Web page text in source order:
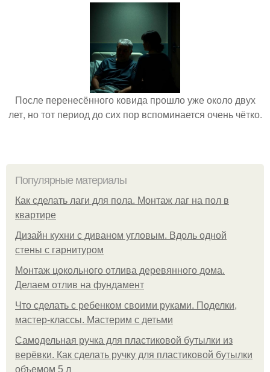
После перенесённого ковида прошло уже около двух
лет, но тот период до сих пор вспоминается очень чётко.
Популярные материалы
Как сделать лаги для пола. Монтаж лаг на пол в
квартире
Дизайн кухни с диваном угловым. Вдоль одной
стены с гарнитуром
Монтаж цокольного отлива деревянного дома.
Делаем отлив на фундамент
Что сделать с ребенком своими руками. Поделки,
мастер-классы. Мастерим с детьми
Самодельная ручка для пластиковой бутылки из
верёвки. Как сделать ручку для пластиковой бутылки
объемом 5 л